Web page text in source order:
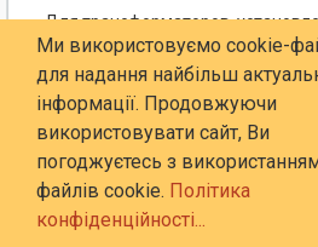
Для трансформаторов,
помещениях, при
распределительных
возможность трассировки
трубопроводов с креплением на
2.24. Трубная обвязка
распределительными
Ми використовуємо cookie-
для надання найбільш
інформації. Продовжуючи
використовувати сайт, Ви
погоджуєтесь з
файлів cookie. Політика
конфіденційності...